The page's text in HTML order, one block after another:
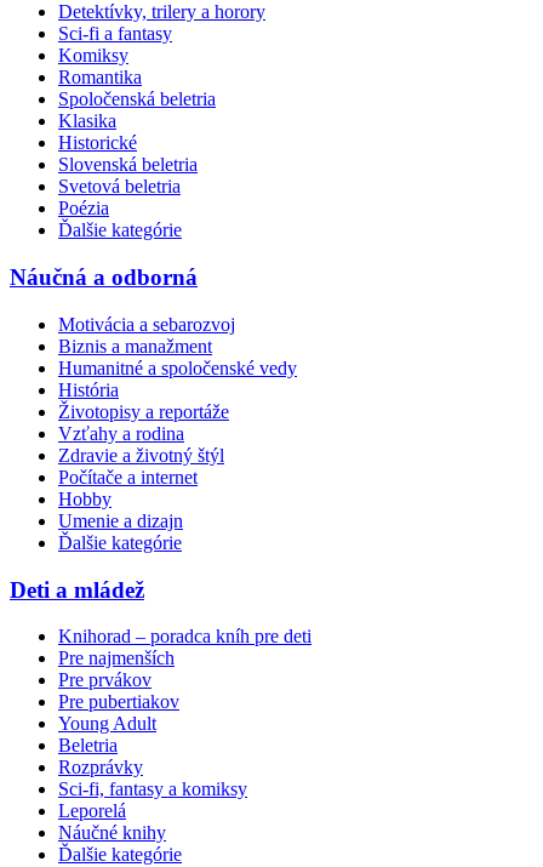
Detektívky, trilery a horory
Sci-fi a fantasy
Komiksy
Romantika
Spoločenská beletria
Klasika
Historické
Slovenská beletria
Svetová beletria
Poézia
Ďalšie kategórie
Náučná a odborná
Motivácia a sebarozvoj
Biznis a manažment
Humanitné a spoločenské vedy
História
Životopisy a reportáže
Vzťahy a rodina
Zdravie a životný štýl
Počítače a internet
Hobby
Umenie a dizajn
Ďalšie kategórie
Deti a mládež
Knihorad – poradca kníh pre deti
Pre najmenších
Pre prvákov
Pre pubertiakov
Young Adult
Beletria
Rozprávky
Sci-fi, fantasy a komiksy
Leporelá
Náučné knihy
Ďalšie kategórie